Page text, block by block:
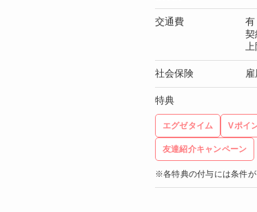
交通費
有
契
社会保険
特典
エグゼタイム Vポイ
友達紹介キャンペーン
※各特典の付与には条件